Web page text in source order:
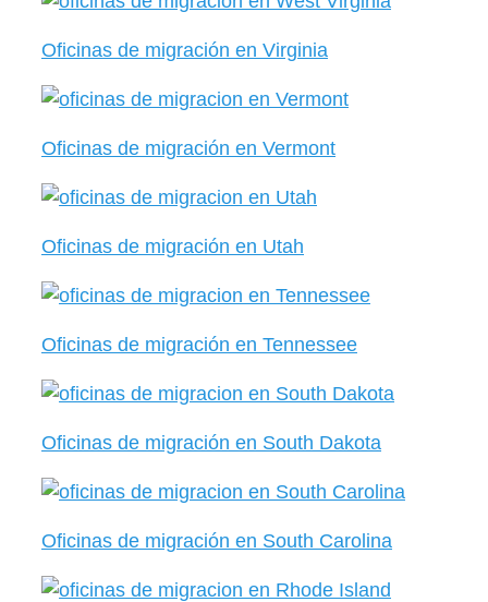
Oficinas de migración en Virginia
Oficinas de migración en Vermont
Oficinas de migración en Utah
Oficinas de migración en Tennessee
Oficinas de migración en South Dakota
Oficinas de migración en South Carolina